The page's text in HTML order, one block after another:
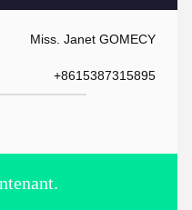
Miss. Janet GOMECY
+8615387315895